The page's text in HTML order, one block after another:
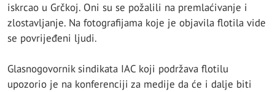
iskrcao u Grčkoj. Oni su se požalili na premlaćivanje i
zlostavljanje. Na fotografijama koje je objavila flotila vide
se povrijeđeni ljudi.
Glasnogovornik sindikata IAC koji podržava flotilu
upozorio je na konferenciji za medije da će i dalje biti